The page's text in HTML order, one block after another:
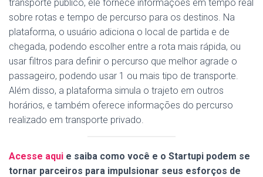
transporte público, ele fornece informações em tempo real
sobre rotas e tempo de percurso para os destinos. Na
plataforma, o usuário adiciona o local de partida e de
chegada, podendo escolher entre a rota mais rápida, ou
usar filtros para definir o percurso que melhor agrade o
passageiro, podendo usar 1 ou mais tipo de transporte.
Além disso, a plataforma simula o trajeto em outros
horários, e também oferece informações do percurso
realizado em transporte privado.
Acesse aqui e saiba como você e o Startupi podem se
tornar parceiros para impulsionar seus esforços de